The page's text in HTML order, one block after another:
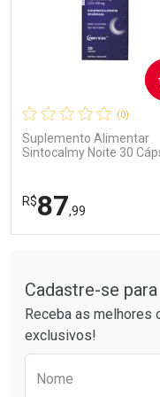
Comprar sem
Por R$ 41,99/cada
Comprar sem
Por R$ 41,99/cada
(0)
Suplemento Alimentar
Sintocalmy Noite 30
R$87,99
COMPRAR
Laboratório
Por Menos
Cadastre-se
Receba as
exclusivos!
Nome